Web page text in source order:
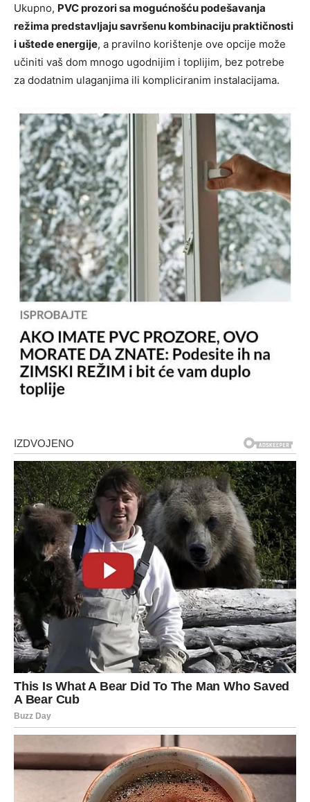
Ukupno, PVC prozori sa mogućnošću podešavanja
režima predstavljaju savršenu kombinaciju praktičnosti
i uštede energije, a pravilno korištenje ove opcije može
učiniti vaš dom mnogo ugodnijim i toplijim, bez potrebe
za dodatnim ulaganjima ili kompliciranim instalacijama.